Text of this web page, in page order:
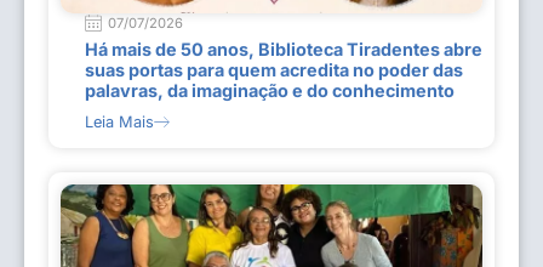
07/07/2026
Há mais de 50 anos, Biblioteca Tiradentes abre
suas portas para quem acredita no poder das
palavras, da imaginação e do conhecimento
Leia Mais